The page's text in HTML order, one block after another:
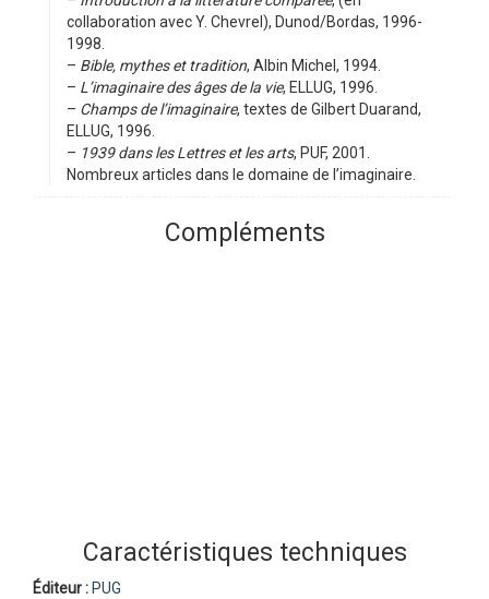
collaboration avec Y. Chevrel), Dunod/Bordas, 1996-
1998.
– Bible, mythes et tradition, Albin Michel, 1994.
– L’imaginaire des âges de la vie, ELLUG, 1996.
– Champs de l’imaginaire, textes de Gilbert Duarand,
ELLUG, 1996.
– 1939 dans les Lettres et les arts, PUF, 2001.
Nombreux articles dans le domaine de l’imaginaire.
Compléments
Caractéristiques techniques
Éditeur : PUG